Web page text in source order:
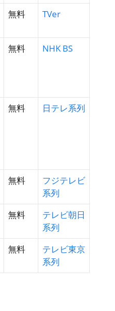
無料 TVer
無料 NHK BS
無料 日テレ系列
無料
フジテレビ
系列
無料
テレビ朝日
系列
無料
テレビ東京
系列